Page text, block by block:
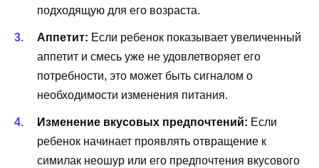
подходящую для его возраста.
Аппетит: Если ребенок показывает увеличенный
аппетит и смесь уже не удовлетворяет его
потребности, это может быть сигналом о
необходимости изменения питания.
Изменение вкусовых предпочтений: Если
ребенок начинает проявлять отвращение к
симилак неошур или его предпочтения вкусового